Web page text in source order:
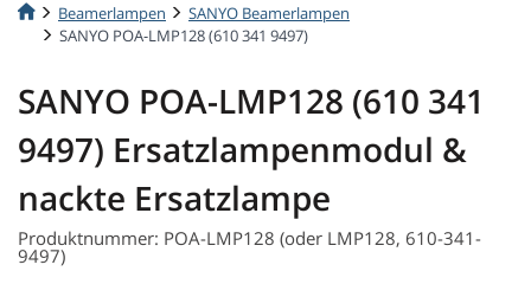
Beamerlampen
SANYO Beamerlampen
SANYO POA-LMP128 (610 341 9497)
SANYO POA-LMP128 (610 341
9497) Ersatzlampenmodul &
nackte Ersatzlampe
Produktnummer: POA-LMP128 (oder LMP128, 610-341-
9497)